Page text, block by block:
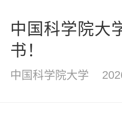
中国科学院大
书！
中国科学院大学